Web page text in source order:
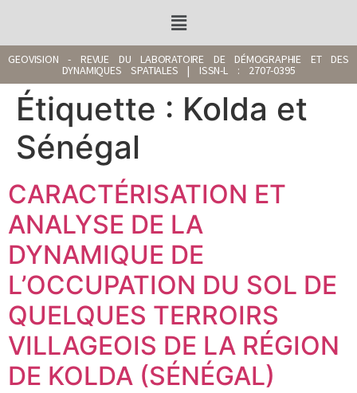
GEOVISION - REVUE DU LABORATOIRE DE DÉMOGRAPHIE ET DES
DYNAMIQUES SPATIALES | ISSN-L : 2707-0395
Étiquette : Kolda et
Sénégal
CARACTÉRISATION ET
ANALYSE DE LA
DYNAMIQUE DE
L’OCCUPATION DU SOL DE
QUELQUES TERROIRS
VILLAGEOIS DE LA RÉGION
DE KOLDA (SÉNÉGAL)